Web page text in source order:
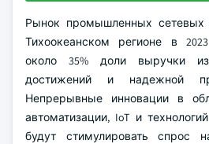
Рынок промышленных сетевых
Тихоокеанском регионе в
около 35% доли выручки из-
достижений и надежной
Непрерывные инновации в
автоматизации, IoT и
будут стимулировать спрос